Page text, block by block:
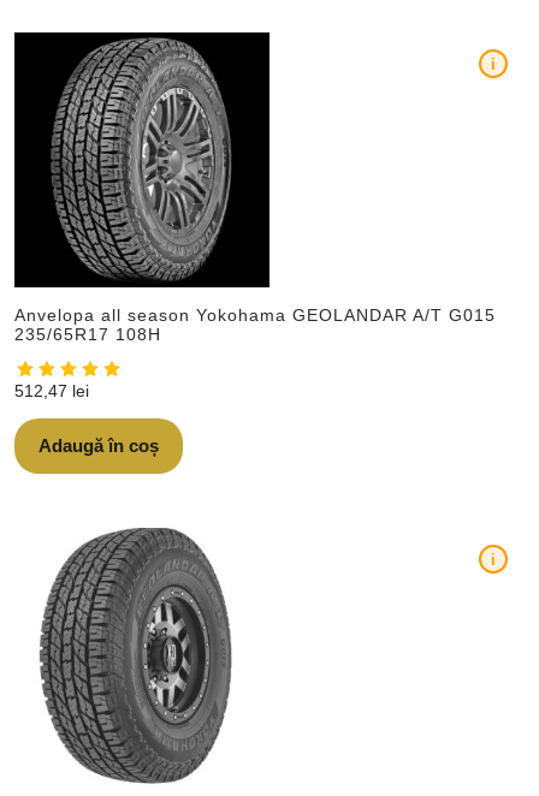
Anvelopa all season Yokohama GEOLANDAR A/T G015
235/65R17 108H
i
512,47 lei
Adaugă în coș
i